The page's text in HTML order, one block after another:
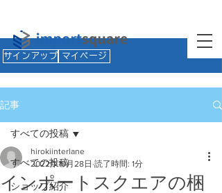
サインアップ マイページ
記事
すべての投稿
ショップ紹介
すべての投稿
インポートスクエアの梱
hirokiinterlane
2022年10月28日 読了時間: 1分